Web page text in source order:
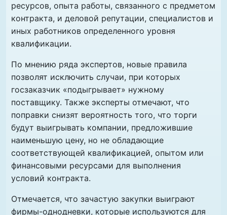
ресурсов, опыта работы, связанного с предметом
контракта, и деловой репутации, специалистов и
иных работников определенного уровня
квалификации.
По мнению ряда экспертов, новые правила
позволят исключить случаи, при которых
госзаказчик «подыгрывает» нужному
поставщику. Также эксперты отмечают, что
поправки снизят вероятность того, что торги
будут выигрывать компании, предложившие
наименьшую цену, но не обладающие
соответствующей квалификацией, опытом или
финансовыми ресурсами для выполнения
условий контракта.
Отмечается, что зачастую закупки выиграют
фирмы-однодневки, которые используются для